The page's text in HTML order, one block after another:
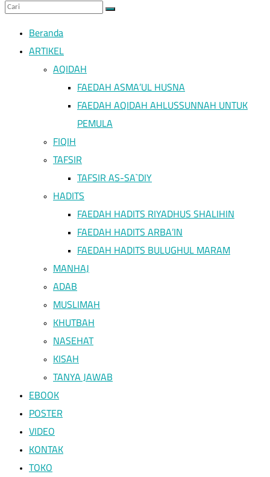
asing
bagian
ajaran
Beranda
ARTIKEL
AQIDAH
FAEDAH ASMA’UL HUSNA
FAEDAH AQIDAH AHLUSSUNNAH UNTUK
PEMULA
FIQIH
TAFSIR
TAFSIR AS-SA`DIY
HADITS
FAEDAH HADITS RIYADHUS SHALIHIN
FAEDAH HADITS ARBA’IN
FAEDAH HADITS BULUGHUL MARAM
MANHAJ
ADAB
MUSLIMAH
KHUTBAH
NASEHAT
KISAH
TANYA JAWAB
EBOOK
POSTER
VIDEO
KONTAK
TOKO